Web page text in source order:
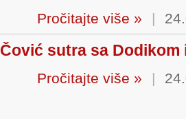
Pročitajte više » |
Čović sutra sa Dodikom
Pročitajte više » |